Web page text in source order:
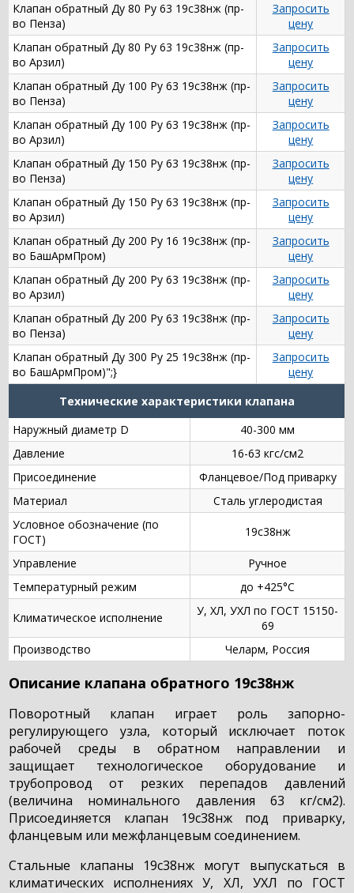
Клапан обратный Ду 80 Ру 63 19с38нж (пр-
во Пенза)
Запросить
цену
Клапан обратный Ду 80 Ру 63 19с38нж (пр-
во Арзил)
Запросить
цену
Клапан обратный Ду 100 Ру 63 19с38нж (пр-
во Пенза)
Запросить
цену
Клапан обратный Ду 100 Ру 63 19с38нж (пр-
во Арзил)
Запросить
цену
Клапан обратный Ду 150 Ру 63 19с38нж (пр-
во Пенза)
Запросить
цену
Клапан обратный Ду 150 Ру 63 19с38нж (пр-
во Арзил)
Запросить
цену
Клапан обратный Ду 200 Ру 16 19с38нж (пр-
во БашАрмПром)
Запросить
цену
Клапан обратный Ду 200 Ру 63 19с38нж (пр-
во Арзил)
Запросить
цену
Клапан обратный Ду 200 Ру 63 19с38нж (пр-
во Пенза)
Запросить
цену
Клапан обратный Ду 300 Ру 25 19с38нж (пр-
во БашАрмПром)";}
Запросить
цену
Технические характеристики клапана
Наружный диаметр D
40-300 мм
Давление
16-63 кгс/см2
Присоединение
Фланцевое/Под приварку
Материал
Сталь углеродистая
Условное обозначение (по
ГОСТ)
19с38нж
Управление
Ручное
Температурный режим
до +425°С
Климатическое исполнение
У, ХЛ, УХЛ по ГОСТ 15150-
69
Производство
Челарм, Россия
Описание клапана обратного 19с38нж
Поворотный клапан играет роль запорно-
регулирующего узла, который исключает поток
рабочей среды в обратном направлении и
защищает технологическое оборудование и
трубопровод от резких перепадов давлений
(величина номинального давления 63 кг/см2).
Присоединяется клапан 19с38нж под приварку,
фланцевым или межфланцевым соединением.
Стальные клапаны 19с38нж могут выпускаться в
климатических исполнениях У, ХЛ, УХЛ по ГОСТ